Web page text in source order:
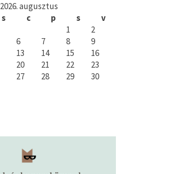
2026. augusztus
s c p s
v
1
2
6 7 8
9
13 14 15
16
20 21 22
23
27 28 29
30